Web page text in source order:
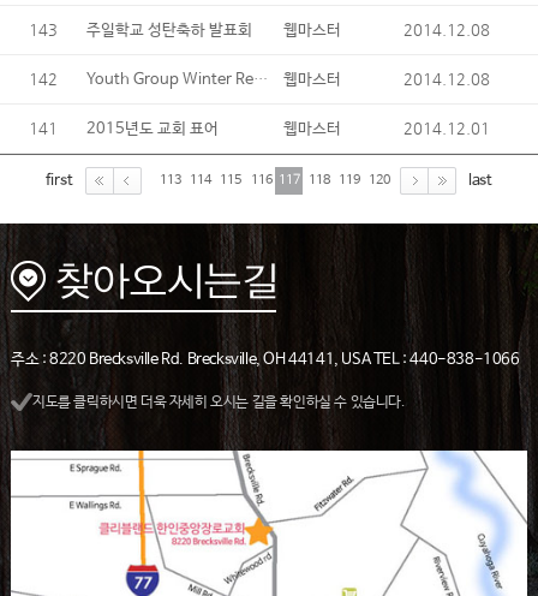
143 주일학교 성탄축하 발표회 웹마스터 2014.12.08
142 Youth Group Winter Retreat 웹마스터 2014.12.08
141 2015년도 교회 표어 웹마스터 2014.12.01
first 113 114 115 116 117 118 119 120 last
주소 : 8220 Brecksville Rd. Brecksville, OH 44141, USA TEL : 440-838-1066
지도를 클릭하시면 더욱 자세히 오시는 길을 확인하실 수 있습니다.